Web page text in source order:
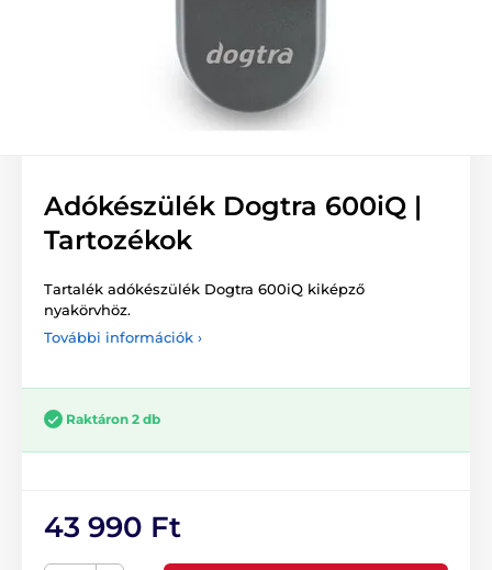
Adókészülék Dogtra 600iQ |
Tartozékok
Tartalék adókészülék Dogtra 600iQ kiképző
nyakörvhöz.
További információk ›
Raktáron 2 db
43 990 Ft